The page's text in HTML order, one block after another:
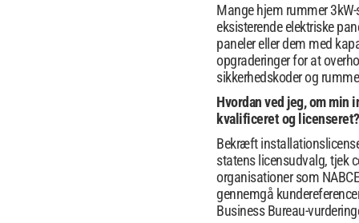
Mange hjem rummer
eksisterende elektriske
paneler eller dem med
opgraderinger for at
sikkerhedskoder og
Hvordan ved jeg, om min
kvalificeret og licenseret?
Bekræft
statens licensudvalg, tjek
organisationer som
gennemgå
Business Bureau-